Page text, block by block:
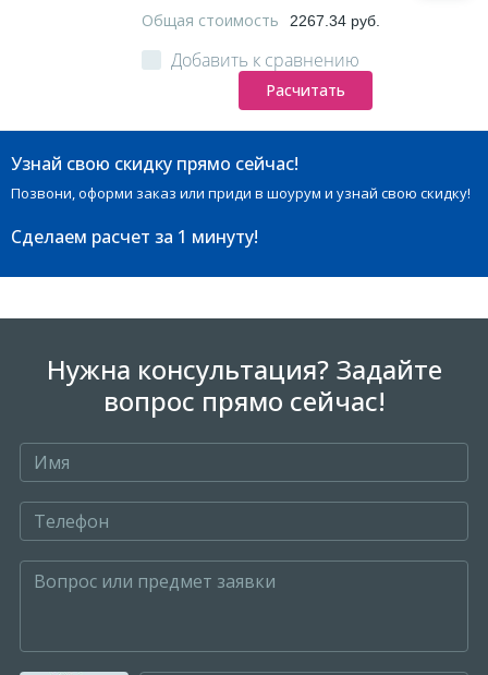
Общая стоимость 2267.34 руб.
Добавить к сравнению
Расчитать
Узнай свою скидку прямо сейчас!
Позвони, оформи заказ или приди в шоурум и узнай свою скидку!
Сделаем расчет за 1 минуту!
Нужна консультация? Задайте
вопрос прямо сейчас!